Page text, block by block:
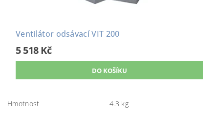
Ventilátor odsávací VIT 200
5 518 Kč
Hmotnost 4.3 kg